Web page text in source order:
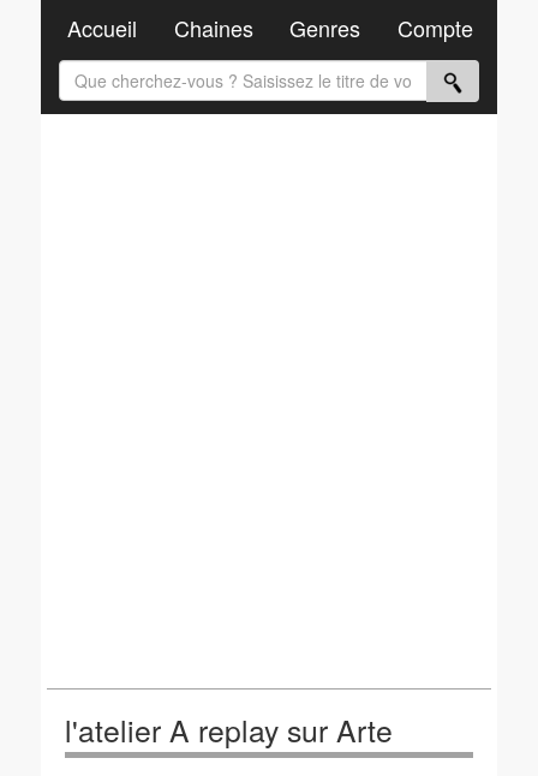
l'atelier A replay sur Arte
Accueil Chaines Genres Compte